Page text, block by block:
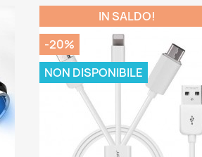
IN SALDO!
-20%
NON DISPONIBILE